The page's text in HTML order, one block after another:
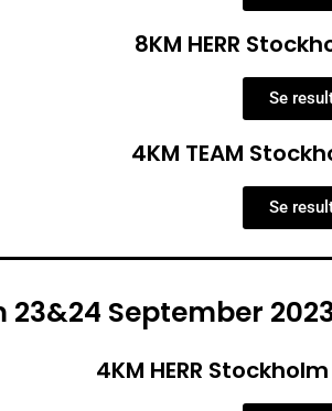
8KM HERR
Se
4KM TEAM
Se
September
4KM HERR